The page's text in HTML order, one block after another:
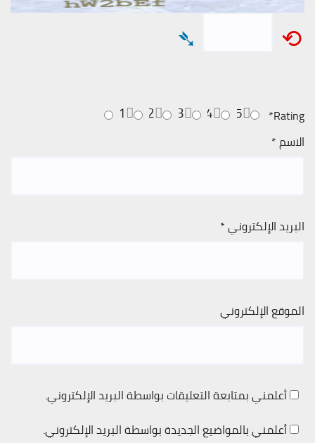
⟲
➴
Rating
*
5
4
3
2
1
الاسم*
البريد الإلكتروني*
الموقع الإلكتروني
أعلمني بمتابعة التعليقات بواسطة البريد الإلكتروني.
أعلمني بالمواضيع الجديدة بواسطة البريد الإلكتروني.